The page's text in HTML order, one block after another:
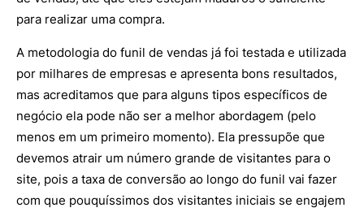
para realizar uma compra.
A metodologia do funil de vendas já foi testada e utilizada
por milhares de empresas e apresenta bons resultados,
mas acreditamos que para alguns tipos específicos de
negócio ela pode não ser a melhor abordagem (pelo
menos em um primeiro momento). Ela pressupõe que
devemos atrair um número grande de visitantes para o
site, pois a taxa de conversão ao longo do funil vai fazer
com que pouquíssimos dos visitantes iniciais se engajem